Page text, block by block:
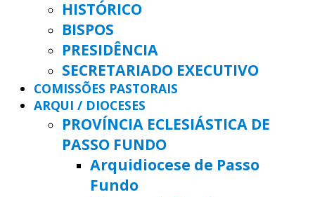
HISTÓRICO
BISPOS
PRESIDÊNCIA
SECRETARIADO EXECUTIVO
COMISSÕES PASTORAIS
ARQUI / DIOCESES
PROVÍNCIA ECLESIÁSTICA DE
PASSO FUNDO
Arquidiocese de Passo
Fundo